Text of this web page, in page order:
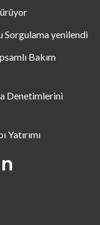
Sorgulama yenilendi
Bakım
Denetimlerini
Yatırımı